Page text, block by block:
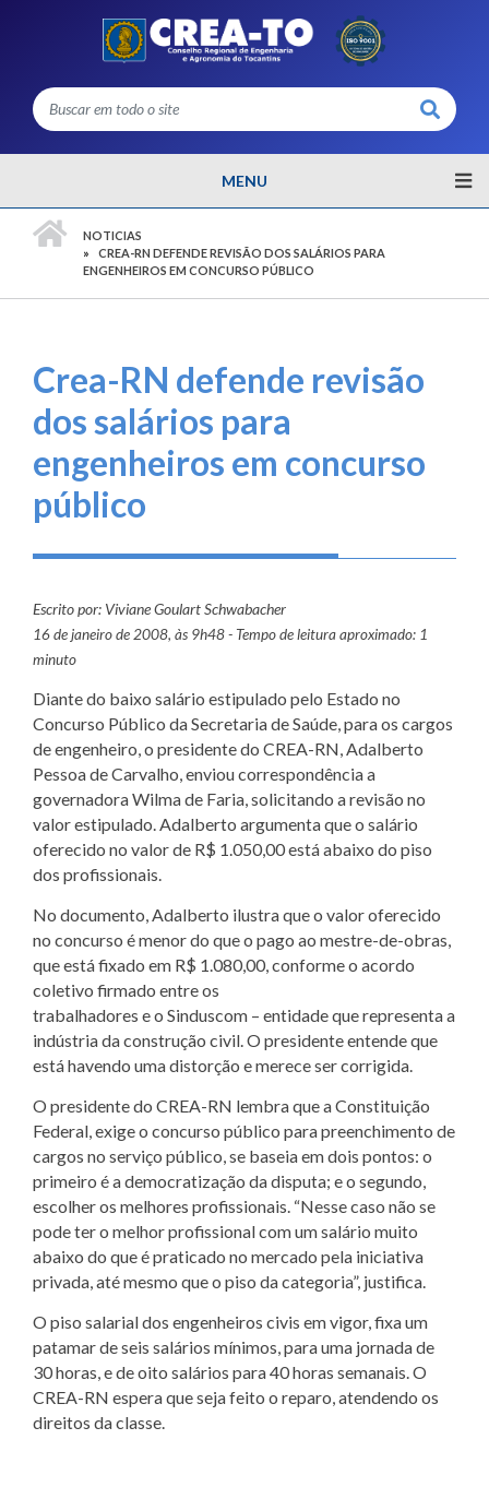
Buscar
MENU
NOTICIAS
CREA-RN DEFENDE REVISÃO DOS SALÁRIOS PARA
ENGENHEIROS EM CONCURSO PÚBLICO
Crea-RN defende revisão
dos salários para
engenheiros em concurso
público
Escrito por: Viviane Goulart Schwabacher
16 de janeiro de 2008, às 9h48 - Tempo de leitura aproximado: 1
minuto
Diante do baixo salário estipulado pelo Estado no
Concurso Público da Secretaria de Saúde, para os cargos
de engenheiro, o presidente do CREA-RN, Adalberto
Pessoa de Carvalho, enviou correspondência a
governadora Wilma de Faria, solicitando a revisão no
valor estipulado. Adalberto argumenta que o salário
oferecido no valor de R$ 1.050,00 está abaixo do piso
dos profissionais.
No documento, Adalberto ilustra que o valor oferecido
no concurso é menor do que o pago ao mestre-de-obras,
que está fixado em R$ 1.080,00, conforme o acordo
coletivo firmado entre os
trabalhadores e o Sinduscom – entidade que representa a
indústria da construção civil. O presidente entende que
está havendo uma distorção e merece ser corrigida.
O presidente do CREA-RN lembra que a Constituição
Federal, exige o concurso público para preenchimento de
cargos no serviço público, se baseia em dois pontos: o
primeiro é a democratização da disputa; e o segundo,
escolher os melhores profissionais. “Nesse caso não se
pode ter o melhor profissional com um salário muito
abaixo do que é praticado no mercado pela iniciativa
privada, até mesmo que o piso da categoria”, justifica.
O piso salarial dos engenheiros civis em vigor, fixa um
patamar de seis salários mínimos, para uma jornada de
30 horas, e de oito salários para 40 horas semanais. O
CREA-RN espera que seja feito o reparo, atendendo os
direitos da classe.